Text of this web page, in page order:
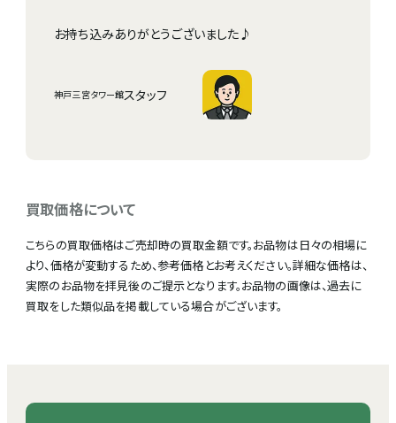
お持ち込みありがとうございました♪
神戸三宮タワー館スタッフ
買取価格について
こちらの買取価格はご売却時の買取金額です。お品物は日々の相場に
より、価格が変動するため、参考価格とお考えください。詳細な価格は、
実際のお品物を拝見後のご提示となります。お品物の画像は、過去に
買取をした類似品を掲載している場合がございます。